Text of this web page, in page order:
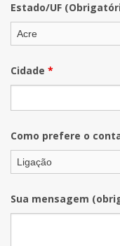
Estado/UF
Cidade *
Como prefere o
Sua mensagem